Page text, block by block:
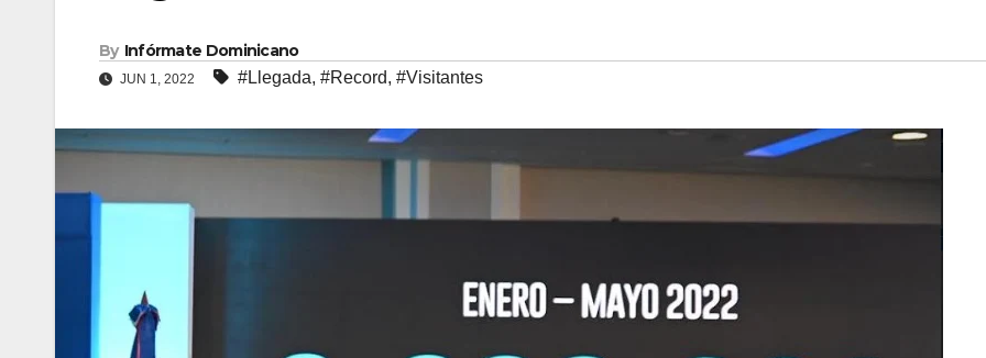
By Infórmate Dominicano
JUN 1, 2022 #Llegada, #Record, #Visitantes